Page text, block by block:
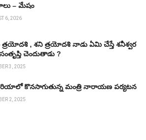
– మేషం
6, 2026
త్రయోదశి , శని త్రయోదశి నాడు ఏమి చేస్తే శనీశ్వర
చెందుతాడు ?
3, 2025
కొనసాగుతున్న మంత్రి నారాయణ పర్యటన
2, 2025